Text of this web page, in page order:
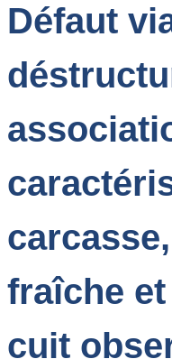
Défaut
fraîche
cuit